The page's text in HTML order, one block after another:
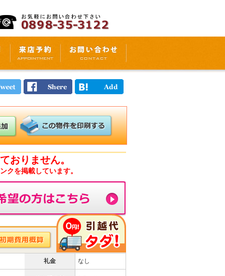
おりません。
クを掲載しています。
礼金 なし